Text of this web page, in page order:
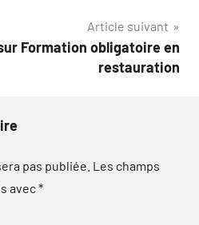
Article suivant
Formation obligatoire en
restauration
pas publiée. Les champs
avec*